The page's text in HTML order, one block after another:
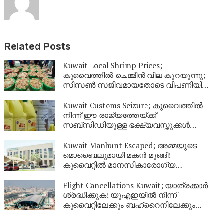
Related Posts
Kuwait Local Shrimp Prices;
കുവൈത്തിൽ ചെമ്മീൻ വില കുറയുന്നു;
സീസൺ സജീവമായതോടെ വിപണിയിൽ
Kuwait Customs Seizure; കുവൈത്തിൽ
നിന്ന് ഈ രാജ്യത്തേയ്ക്ക്
സബ്സിഡിയുള്ള ഭക്ഷ്യവസ്തുക്കൾ
Kuwait Manhunt Escaped; അമ്മയുടെ
മൊബൈലുമായി മകൻ മുങ്ങി!
കുവൈറ്റിൽ മാനസികാരോഗ്യ
യുവാവിനായി പോലീസ് തിരച്ചിൽ
Flight Cancellations Kuwait; യാത്രക്കാർ
ശ്രദ്ധിക്കുക! യുഎഇയിൽ നിന്ന്
കുവൈറ്റിലേക്കും ബഹ്‌റൈനിലേക്കും